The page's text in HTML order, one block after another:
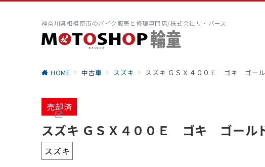
神奈川県相模原市のバイク販売と修理専門店/株式会社リ・バース
HOME 中古車 スズキ スズキ ＧＳＸ４００Ｅ ゴキ ゴー
売却済
スズキ ＧＳＸ４００Ｅ ゴキ ゴール
スズキ